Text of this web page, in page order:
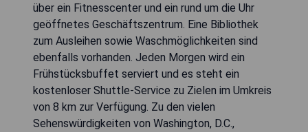
über ein Fitnesscenter und ein rund um die Uhr
geöffnetes Geschäftszentrum. Eine Bibliothek
zum Ausleihen sowie Waschmöglichkeiten sind
ebenfalls vorhanden. Jeden Morgen wird ein
Frühstücksbuffet serviert und es steht ein
kostenloser Shuttle-Service zu Zielen im Umkreis
von 8 km zur Verfügung. Zu den vielen
Sehenswürdigkeiten von Washington, D.C.,